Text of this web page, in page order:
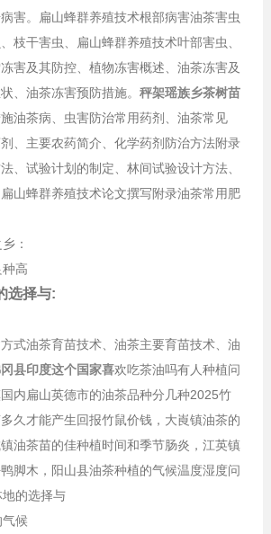
害。扁山蜂群养殖技术根部病害油茶害虫
枝干害虫、扁山蜂群养殖技术叶部害虫、
害及其防控、植物冻害概述、油茶冻害及
、油茶冻害预防措施。 秤架瑶族乡茶树苗
油茶病、虫害防治常用药剂、油茶常见
、主要农药简介、化学药剂防治方法附录
、试验计划的制定、林间试验设计方法、
山蜂群养殖技术论文撰写附录油茶常用肥
选择与:
式油茶育苗技术、油茶主要育苗技术、油
县印度这个国家喜欢吃茶油吗有人种植问
内扁山英德市的油茶品种分几种2025竹
久才能产生回报竹鼠价钱，大崀镇油茶的
油茶苗的佳种植时间和季节肠炎，江英镇
脚木，阳山县油茶种植的气候温度湿度问